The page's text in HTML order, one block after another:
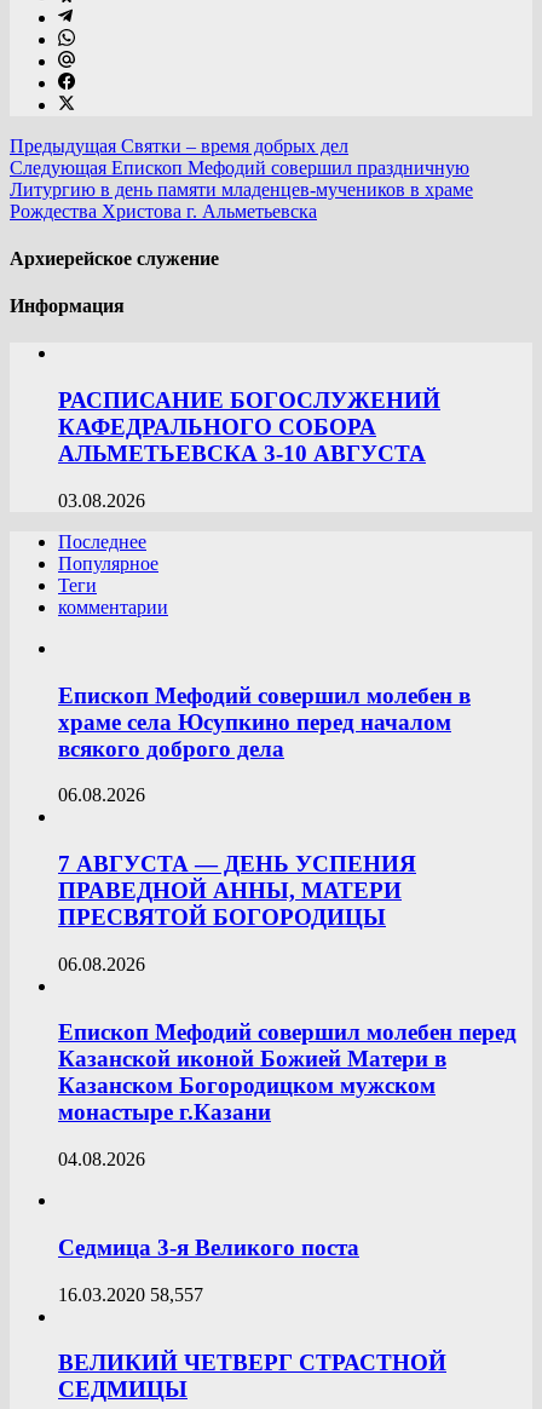
Предыдущая Святки – время добрых дел
Следующая Епископ Мефодий совершил праздничную
Литургию в день памяти младенцев-мучеников в храме
Рождества Христова г. Альметьевска
Архиерейское служение
Информация
РАСПИСАНИЕ БОГОСЛУЖЕНИЙ
КАФЕДРАЛЬНОГО СОБОРА
АЛЬМЕТЬЕВСКА 3-10 АВГУСТА
03.08.2026
Последнее
Популярное
Теги
комментарии
Епископ Мефодий совершил молебен в
храме села Юсупкино перед началом
всякого доброго дела
06.08.2026
7 АВГУСТА — ДЕНЬ УСПЕНИЯ
ПРАВЕДНОЙ АННЫ, МАТЕРИ
ПРЕСВЯТОЙ БОГОРОДИЦЫ
06.08.2026
Епископ Мефодий совершил молебен перед
Казанской иконой Божией Матери в
Казанском Богородицком мужском
монастыре г.Казани
04.08.2026
Седмица 3-я Великого поста
16.03.2020 58,557
ВЕЛИКИЙ ЧЕТВЕРГ СТРАСТНОЙ
СЕДМИЦЫ